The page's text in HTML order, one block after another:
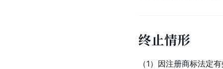
终止情形
（1）因注册商标法定